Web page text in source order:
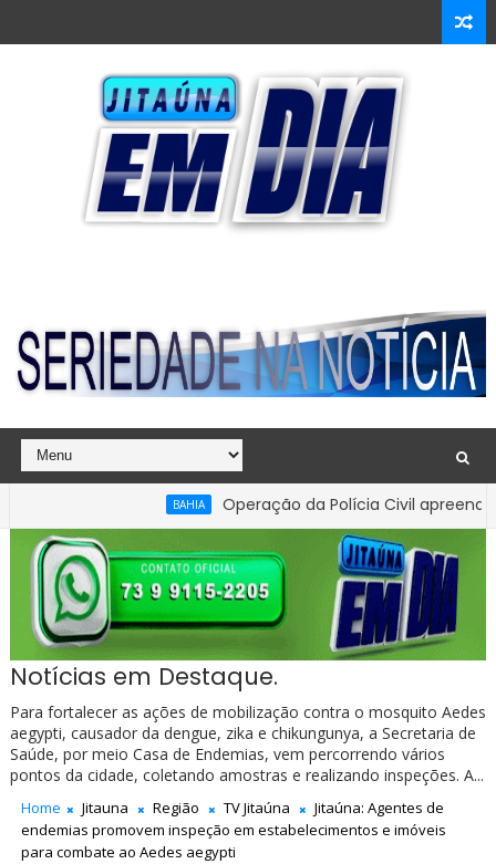
Operação da Polícia Civil apreende R$
Notícias em Destaque.
Para fortalecer as ações de mobilização contra o mosquito Aedes
aegypti, causador da dengue, zika e chikungunya, a Secretaria de
Saúde, por meio Casa de Endemias, vem percorrendo vários
pontos da cidade, coletando amostras e realizando inspeções. A...
Home Jitauna Região TV Jitaúna
Jitaúna: Agentes de
endemias promovem inspeção em estabelecimentos e imóveis
para combate ao Aedes aegypti